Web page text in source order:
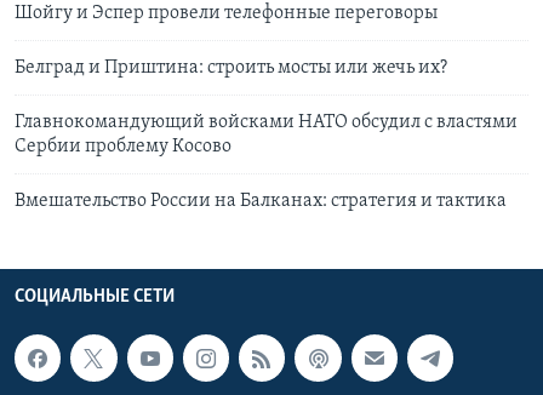
Шойгу и Эспер провели телефонные переговоры
Белград и Приштина: строить мосты или жечь их?
Главнокомандующий войсками НАТО обсудил с властями
Сербии проблему Косово
Вмешательство России на Балканах: стратегия и тактика
СОЦИАЛЬНЫЕ СЕТИ